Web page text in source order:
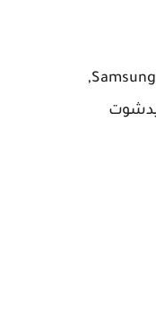
بداية هناك خطوات معينة يجب تفعيلها داخل هاتف تزيد من سرعة الحساسية في هاتفك Samsung j2 prime,